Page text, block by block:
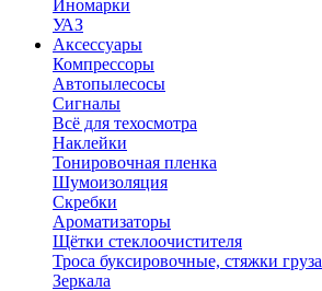
Иномарки
УАЗ
Аксесcуары
Компрессоры
Автопылесосы
Сигналы
Всё для техосмотра
Наклейки
Тонировочная пленка
Шумоизоляция
Скребки
Ароматизаторы
Щётки стеклоочистителя
Троса буксировочные, стяжки груза
Зеркала